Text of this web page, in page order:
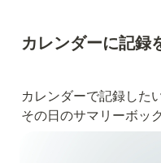
カレンダーに記録
カレンダーで記録した
その日のサマリーボッ